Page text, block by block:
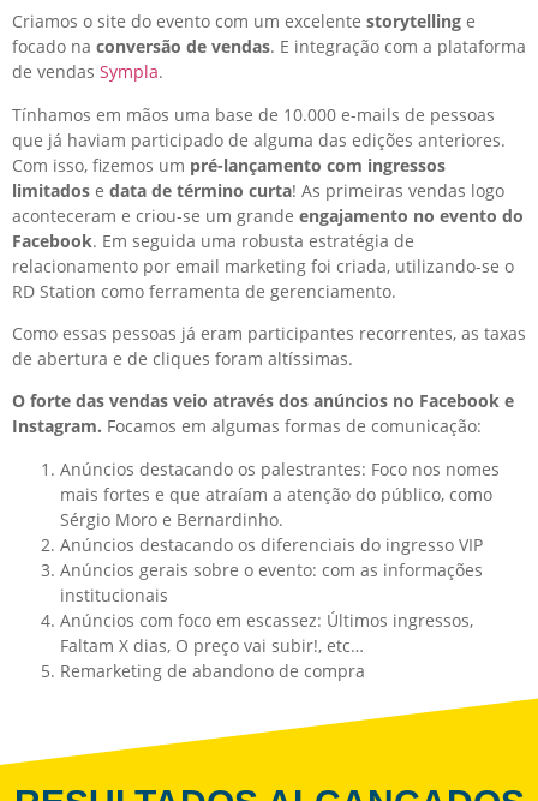
Criamos o site do evento com um excelente storytelling e
focado na conversão de vendas. E integração com a plataforma
de vendas Sympla.
Tínhamos em mãos uma base de 10.000 e-mails de pessoas
que já haviam participado de alguma das edições anteriores.
Com isso, fizemos um pré-lançamento com ingressos
limitados e data de término curta! As primeiras vendas logo
aconteceram e criou-se um grande engajamento no evento do
Facebook. Em seguida uma robusta estratégia de
relacionamento por email marketing foi criada, utilizando-se o
RD Station como ferramenta de gerenciamento.
Como essas pessoas já eram participantes recorrentes, as taxas
de abertura e de cliques foram altíssimas.
O forte das vendas veio através dos anúncios no Facebook e
Instagram. Focamos em algumas formas de comunicação:
Anúncios destacando os palestrantes: Foco nos nomes
mais fortes e que atraíam a atenção do público, como
Sérgio Moro e Bernardinho.
Anúncios destacando os diferenciais do ingresso VIP
Anúncios gerais sobre o evento: com as informações
institucionais
Anúncios com foco em escassez: Últimos ingressos,
Faltam X dias, O preço vai subir!, etc…
Remarketing de abandono de compra